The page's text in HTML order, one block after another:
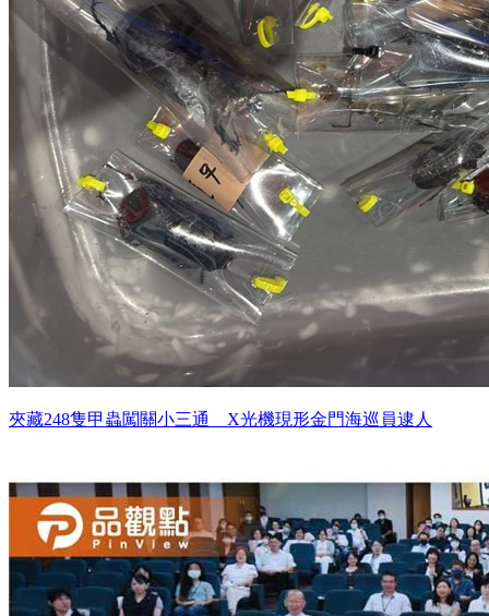
夾藏248隻甲蟲闖關小三通 X光機現形金門海巡員逮人